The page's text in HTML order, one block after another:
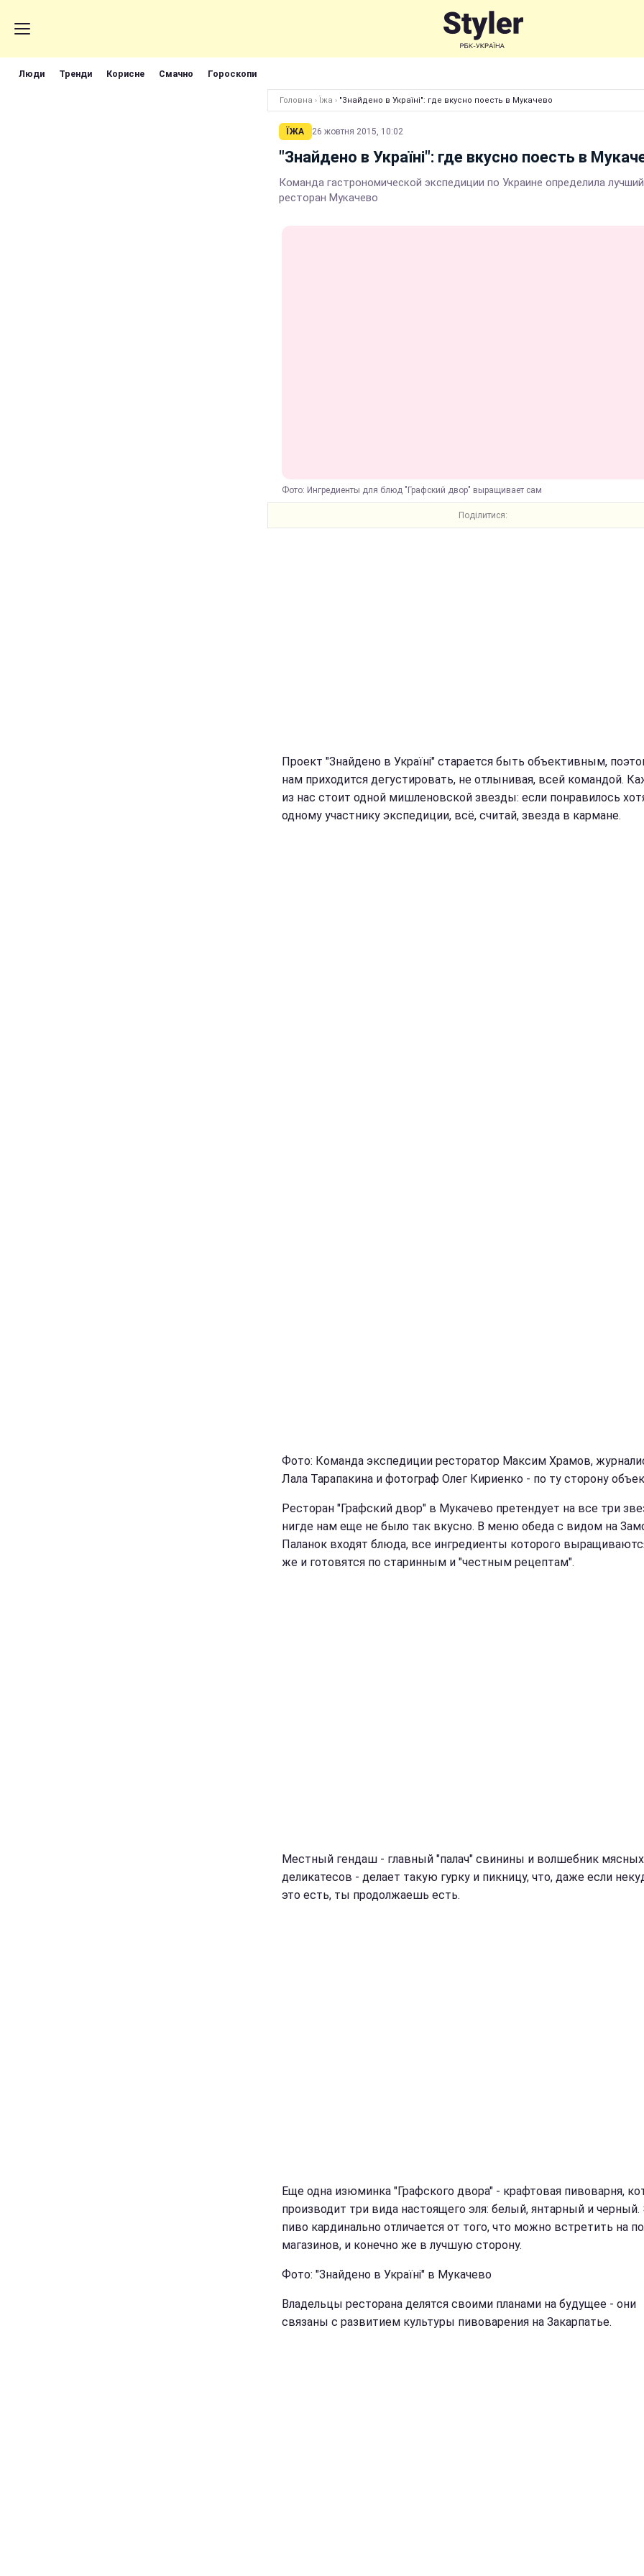
Люди Тренди Корисне Смачно Гороскопи
Головна › Їжа › "Знайдено в Україні": где вкусно поесть в Мукачево
ЇЖА 26 жовтня 2015, 10:02
"Знайдено в Україні": где вкусно поесть в
Команда гастрономической экспедиции по Украине определила лучший
ресторан Мукачево
Фото: Ингредиенты для блюд "Графский двор" выращивает сам
Поділитися:
Проект "Знайдено в Україні" старается быть объективным,
нам приходится дегустировать, не отлынивая, всей командой.
из нас стоит одной мишленовской звезды: если понравилось
одному участнику экспедиции, всё, считай, звезда в кармане.
Фото: Команда экспедиции ресторатор Максим Храмов,
Лала Тарапакина и фотограф Олег Кириенко - по ту сторону
Ресторан "Графский двор" в Мукачево претендует на все три
нигде нам еще не было так вкусно. В меню обеда с видом на
Паланок входят блюда, все ингредиенты которого
же и готовятся по старинным и "честным рецептам".
Местный гендаш - главный "палач" свинины и волшебник мясных
деликатесов - делает такую гурку и пикницу, что, даже если
это есть, ты продолжаешь есть.
Еще одна изюминка "Графского двора" - крафтовая пивоварня,
производит три вида настоящего эля: белый, янтарный и черный.
пиво кардинально отличается от того, что можно встретить на
магазинов, и конечно же в лучшую сторону.
Фото: "Знайдено в Україні" в Мукачево
Владельцы ресторана делятся своими планами на будущее - они
связаны с развитием культуры пивоварения на Закарпатье.